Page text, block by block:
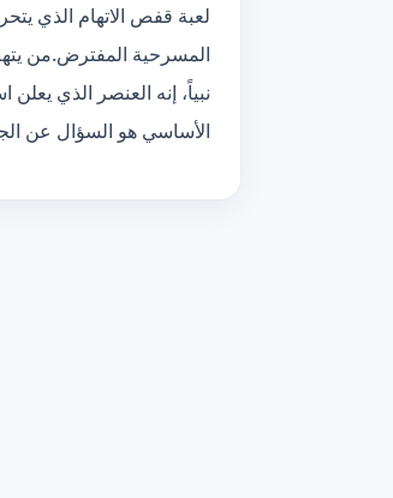
لعبة قفص الاتهام الذي
المسرحية المفترض.من
نبياً، إنه العنصر الذي
الأساسي هو السؤال عن